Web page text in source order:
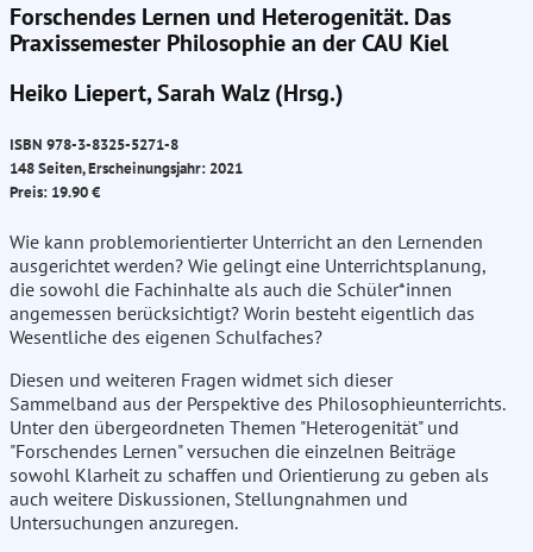
Forschendes Lernen und Heterogenität. Das
Praxissemester Philosophie an der CAU Kiel
Heiko Liepert, Sarah Walz (Hrsg.)
ISBN 978-3-8325-5271-8
148 Seiten, Erscheinungsjahr: 2021
Preis: 19.90 €
Wie kann problemorientierter Unterricht an den Lernenden
ausgerichtet werden? Wie gelingt eine Unterrichtsplanung,
die sowohl die Fachinhalte als auch die Schüler*innen
angemessen berücksichtigt? Worin besteht eigentlich das
Wesentliche des eigenen Schulfaches?
Diesen und weiteren Fragen widmet sich dieser
Sammelband aus der Perspektive des Philosophieunterrichts.
Unter den übergeordneten Themen "Heterogenität" und
"Forschendes Lernen" versuchen die einzelnen Beiträge
sowohl Klarheit zu schaffen und Orientierung zu geben als
auch weitere Diskussionen, Stellungnahmen und
Untersuchungen anzuregen.